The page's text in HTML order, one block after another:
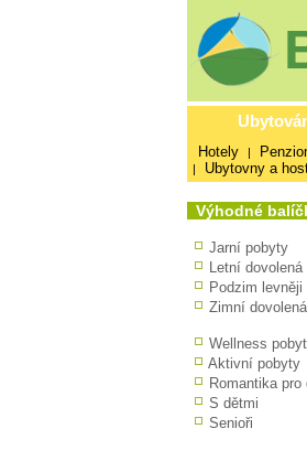
Hotely |
| Ubytovny a
Výhodné
Jarní pobyty
Letní dovolená
Podzim levněji
Zimní dovolená
Wellness
Aktivní pobyty
Romantika pro
S dětmi
Senioři